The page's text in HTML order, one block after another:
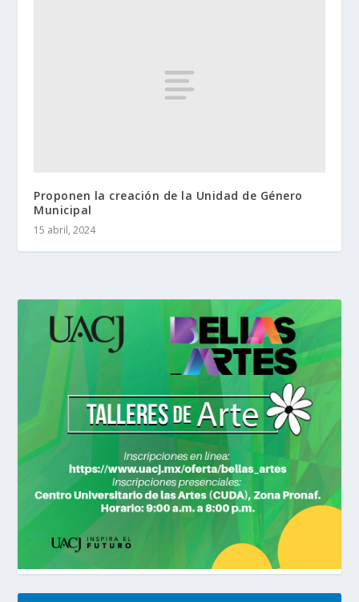
Proponen la creación de la Unidad de Género
Municipal
15 abril, 2024